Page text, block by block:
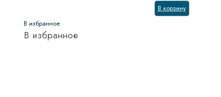
В корзину
В избранное
В избранное